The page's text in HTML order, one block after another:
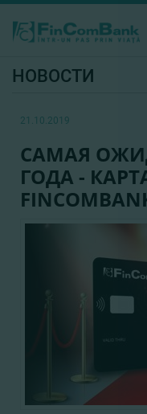
НОВОСТИ
21.10.2019
САМАЯ
ГОДА -